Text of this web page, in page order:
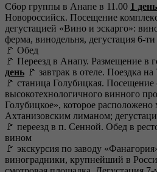
Сбор группы в Анапе в 11.00 1 день
Новороссийск. Посещение
дегустацией «Вино и эскарго»:
ферма, винодельня, дегустация 6-
🚩 Обед
🚩 Переезд в Анапу. Размещение в
день 🚩 завтрак в отеле. Поездка
🚩 станица Голубицкая. Посещение
высокотехнологичного винного
Голубицкое», которое
Ахтанизовским лиманом;
🚩 переезд в п. Сенной. Обед в
вином
🚩 экскурсия по заводу
виноградники, крупнейший в